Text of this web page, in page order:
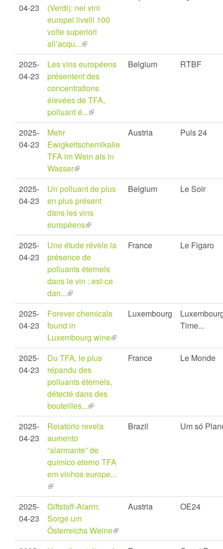
04-23
(Verdi): nei vini
europei livelli 100
volte superiori
all’acqu...(link
is
external)
2025-
04-23
Les vins européens
présentent des
concentrations
élevées de TFA,
polluant é...(link
is
Belgium RTBF
2025-
04-23
Mehr
Ewigkeitschemikalie
TFA im Wein als in
Wasser(link
is
external)
Austria Puls 24
2025-
04-23
Un polluant de plus
en plus présent
dans les vins
européens(link
is
external)
Belgium Le Soir
2025-
04-23
Une étude révèle la
présence de
polluants éternels
dans le vin : est-ce
dan...(link
is
external)
France Le Figaro
2025-
04-23
Forever chemicals
found in
Luxembourg wine(link
is
external)
Luxembourg
Time...
2025-
04-23
Du TFA, le plus
répandu des
polluants éternels,
détecté dans des
bouteilles...(link
is
external)
France Le Monde
2025-
04-23
Relatório revela
aumento
“alarmante” de
químico eterno TFA
em vinhos europe...
(link
is
external)
Brazil Um só
2025-
04-23
Giftstoff-Alarm:
Sorge um
Österreichs Weine(link
is
Austria OE24